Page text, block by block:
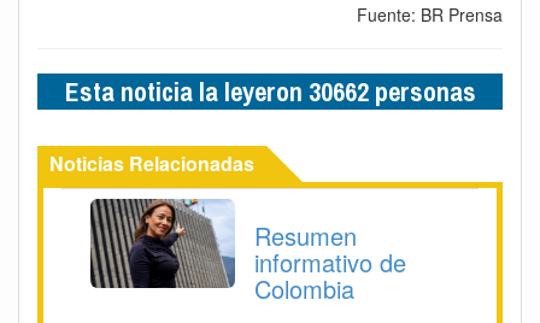
Fuente: BR Prensa
Esta noticia la leyeron 30662 personas
Noticias Relacionadas
Resumen
informativo de
Colombia